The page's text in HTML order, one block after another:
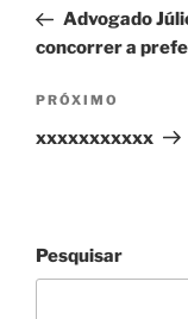
Post
anterior
Advogado
concorrer a
Próximo
post
PRÓXIMO
xxxxxxxxxxx
Pesquisar